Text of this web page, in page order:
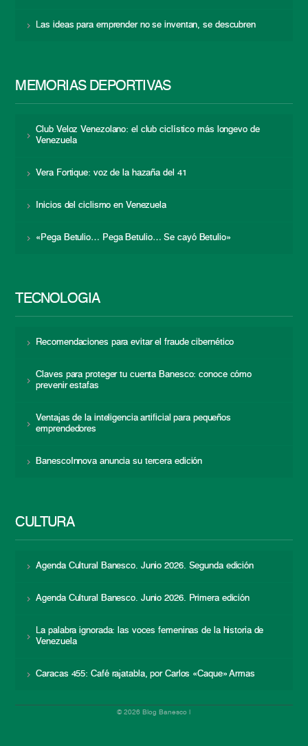
Las ideas para emprender no se inventan, se descubren
MEMORIAS DEPORTIVAS
Club Veloz Venezolano: el club ciclístico más longevo de
Venezuela
Vera Fortique: voz de la hazaña del 41
Inicios del ciclismo en Venezuela
«Pega Betulio… Pega Betulio… Se cayó Betulio»
TECNOLOGÍA
Recomendaciones para evitar el fraude cibernético
Claves para proteger tu cuenta Banesco: conoce cómo
prevenir estafas
Ventajas de la inteligencia artificial para pequeños
emprendedores
BanescoInnova anuncia su tercera edición
CULTURA
Agenda Cultural Banesco. Junio 2026. Segunda edición
Agenda Cultural Banesco. Junio 2026. Primera edición
La palabra ignorada: las voces femeninas de la historia de
Venezuela
Caracas 455: Café rajatabla, por Carlos «Caque» Armas
© 2026 Blog Banesco |